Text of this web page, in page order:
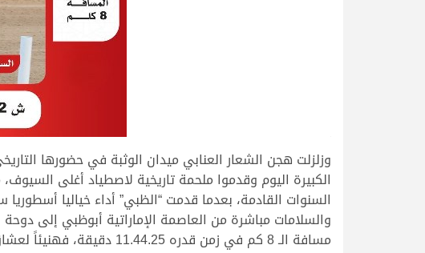
وزلزلت هجن الشعار العنابي ميدان الوثبة في حضورها
الكبيرة اليوم وقدموا ملحمة تاريخية لاصطياد أغلى
السنوات القادمة، بعدما قدمت “الظبي” أداء خياليا
والسلامات مباشرة من العاصمة الإماراتية أبوظبي إلى
مسافة الـ 8 كم في زمن قدره 11.44.25 دقيقة، فهنيئاً لعشاق ومحبي الشعار العنابي على هذا الأداء الراقي والاستثنائي، وهنيئاً لأهل قطر الفوز بالسيف الغالي.